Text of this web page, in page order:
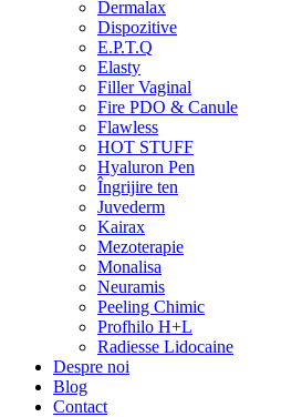
Dermalax
Dispozitive
E.P.T.Q
Elasty
Filler Vaginal
Fire PDO & Canule
Flawless
HOT STUFF
Hyaluron Pen
Îngrijire ten
Juvederm
Kairax
Mezoterapie
Monalisa
Neuramis
Peeling Chimic
Profhilo H+L
Radiesse Lidocaine
Despre noi
Blog
Contact